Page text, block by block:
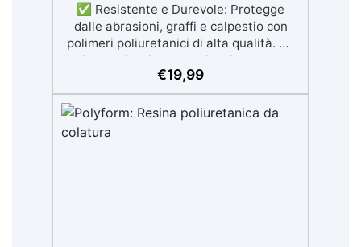
✅ Resistente e Durevole: Protegge
dalle abrasioni, graffi e calpestio con
polimeri poliuretanici di alta qualità. ✅
Facile Applicazione: Applicabile con rullo,
pennello o a spruzzo, e gli attrezzi si
puliscono facilmente con diluente
INCLUSO nel Kit ✅ Versatile:
Disponibile in finiture lucido e satinato,
€19,99